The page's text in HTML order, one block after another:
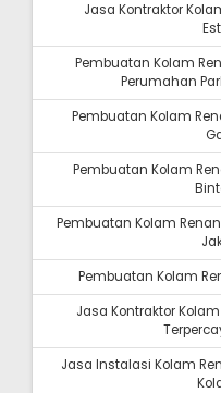
Jasa Kontraktor
Pembuatan Kolam
Perumahan
Pembuatan Kolam
Pembuatan Kolam
Pembuatan Kolam
Pembuatan Kolam
Jasa Kontraktor
Jasa Instalasi Kolam